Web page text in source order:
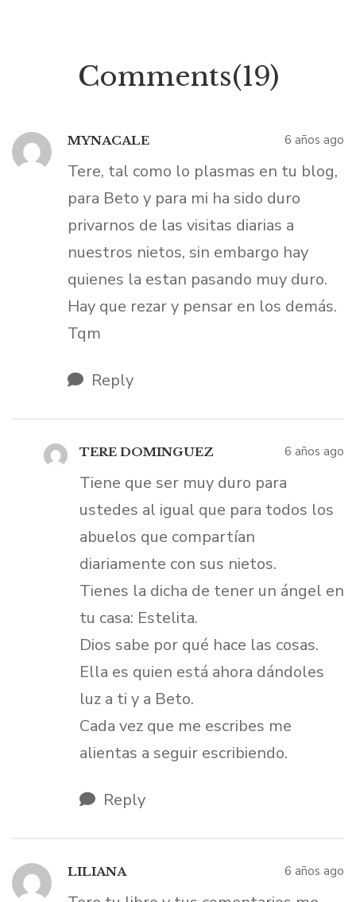
Comments(19)
MYNACALE 6 años ago
Tere, tal como lo plasmas en tu blog,
para Beto y para mi ha sido duro
privarnos de las visitas diarias a
nuestros nietos, sin embargo hay
quienes la estan pasando muy duro.
Hay que rezar y pensar en los demás.
Tqm
Reply
TERE DOMINGUEZ 6 años ago
Tiene que ser muy duro para
ustedes al igual que para todos los
abuelos que compartían
diariamente con sus nietos.
Tienes la dicha de tener un ángel en
tu casa: Estelita.
Dios sabe por qué hace las cosas.
Ella es quien está ahora dándoles
luz a ti y a Beto.
Cada vez que me escribes me
alientas a seguir escribiendo.
Reply
LILIANA 6 años ago